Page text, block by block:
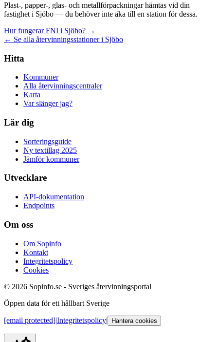
Plast-, papper-, glas- och metallförpackningar hämtas vid din
fastighet i Sjöbo — du behöver inte åka till en station för dessa.
Hur fungerar FNI i Sjöbo? →
← Se alla återvinningsstationer i Sjöbo
Hitta
Kommuner
Alla återvinningscentraler
Karta
Var slänger jag?
Lär dig
Sorteringsguide
Ny textillag 2025
Jämför kommuner
Utvecklare
API-dokumentation
Endpoints
Om oss
Om Sopinfo
Kontakt
Integritetspolicy
Cookies
© 2026 Sopinfo.se - Sveriges återvinningsportal
Öppen data för ett hållbart Sverige
[email protected]|Integritetspolicy| Hantera cookies